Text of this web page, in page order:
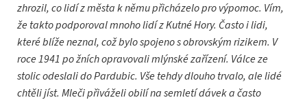
zhrozil, co lidí z města k němu přicházelo pro výpomoc. Vím,
že takto podporoval mnoho lidí z Kutné Hory. Často i lidi,
které blíže neznal, což bylo spojeno s obrovským rizikem. V
roce 1941 po žních opravovali mlýnské zařízení. Válce ze
stolic odeslali do Pardubic. Vše tehdy dlouho trvalo, ale lidé
chtěli jíst. Mleči přiváželi obilí na semletí dávek a často